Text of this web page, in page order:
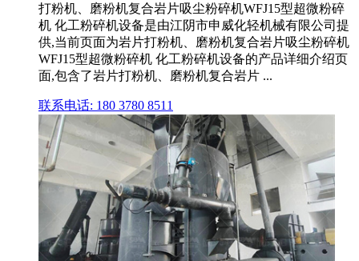
打粉机、磨粉机复合岩片吸尘粉碎机WFJ15型超微粉碎
机 化工粉碎机设备是由江阴市申威化轻机械有限公司提
供,当前页面为岩片打粉机、磨粉机复合岩片吸尘粉碎机
WFJ15型超微粉碎机 化工粉碎机设备的产品详细介绍页
面,包含了岩片打粉机、磨粉机复合岩片 ...
联系电话: 180 3780 8511